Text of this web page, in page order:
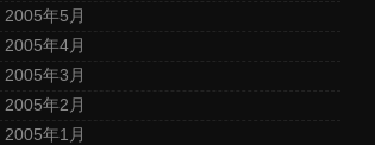
2005年5月
2005年4月
2005年3月
2005年2月
2005年1月